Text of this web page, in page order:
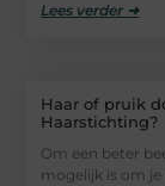
Lees verder ➜
Haar of pruik
Haarstichting?
Om een beter
mogelijk is om